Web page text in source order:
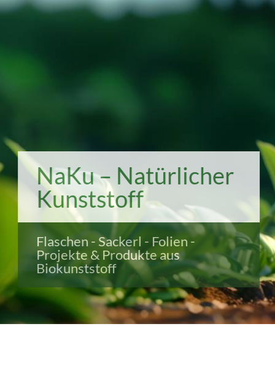
NaKu – Natürlicher
Kunststoff
Flaschen - Sackerl - Folien -
Projekte & Produkte aus
Biokunststoff